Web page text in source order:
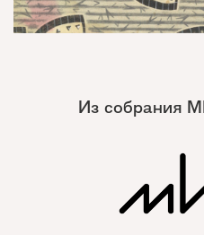
Из собрания